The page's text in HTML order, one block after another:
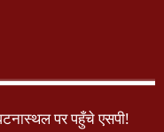
पर पहुँचे एसपी!